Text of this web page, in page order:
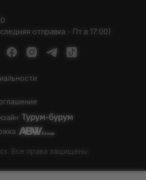
отправка - Пт в 17:00)
Все права защищены.